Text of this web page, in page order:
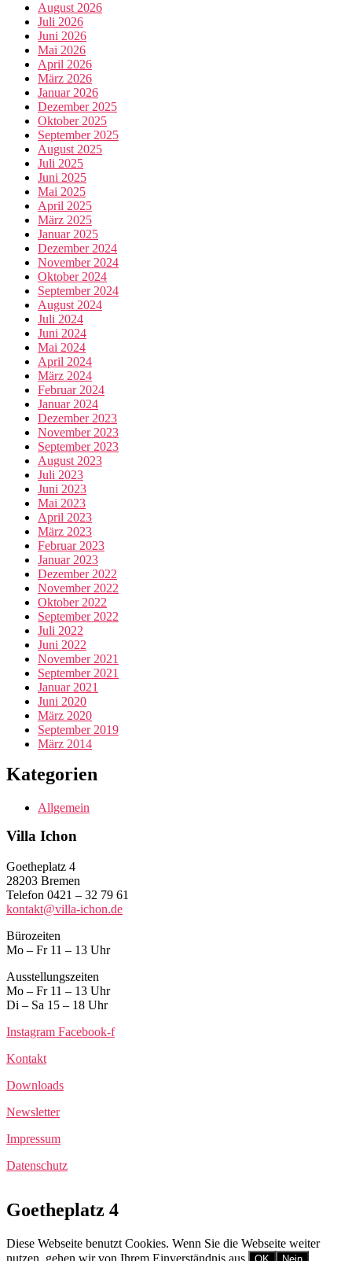
August 2026
Juli 2026
Juni 2026
Mai 2026
April 2026
März 2026
Januar 2026
Dezember 2025
Oktober 2025
September 2025
August 2025
Juli 2025
Juni 2025
Mai 2025
April 2025
März 2025
Januar 2025
Dezember 2024
November 2024
Oktober 2024
September 2024
August 2024
Juli 2024
Juni 2024
Mai 2024
April 2024
März 2024
Februar 2024
Januar 2024
Dezember 2023
November 2023
September 2023
August 2023
Juli 2023
Juni 2023
Mai 2023
April 2023
März 2023
Februar 2023
Januar 2023
Dezember 2022
November 2022
Oktober 2022
September 2022
Juli 2022
Juni 2022
November 2021
September 2021
Januar 2021
Juni 2020
März 2020
September 2019
März 2014
Kategorien
Allgemein
Villa Ichon
Goetheplatz 4
28203 Bremen
Telefon 0421 – 32 79 61
kontakt@villa-ichon.de
Bürozeiten
Mo – Fr 11 – 13 Uhr
Ausstellungszeiten
Mo – Fr 11 – 13 Uhr
Di – Sa 15 – 18 Uhr
Instagram Facebook-f
Kontakt
Downloads
Newsletter
Impressum
Datenschutz
Goetheplatz 4
Diese Webseite benutzt Cookies. Wenn Sie die Webseite weiter
nutzen, gehen wir von Ihrem Einverständnis aus.